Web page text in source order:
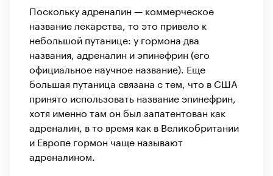
Поскольку адреналин — коммерческое
название лекарства, то это привело к
небольшой путанице: у гормона два
названия, адреналин и эпинефрин (его
официальное научное название). Еще
большая путаница связана с тем, что в США
принято использовать название эпинефрин,
хотя именно там он был запатентован как
адреналин, в то время как в Великобритании
и Европе гормон чаще называют
адреналином.